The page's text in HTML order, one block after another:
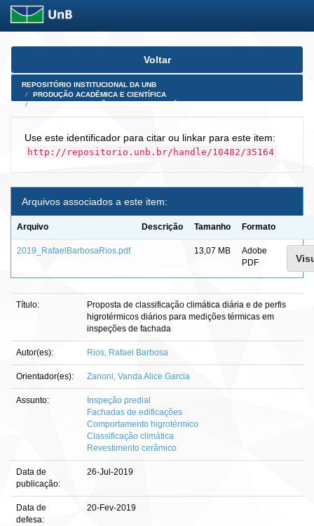
Skip
Voltar
REPOSITÓRIO INSTITUCIONAL DA UNB
PRODUÇÃO ACADÊMICA E CIENTÍFICA
Use este identificador para citar ou linkar para este item:
http://repositorio.unb.br/handle/10482/35164
Arquivos associados a este item:
Arquivo Descrição Tamanho Formato
2019_RafaelBarbosaRios.pdf 13,07 MB
Adobe
PDF
Título:
Proposta de classificação climática diária e de perfis
higrotérmicos diários para medições térmicas em
inspeções de fachada
Autor(es): Rios, Rafael Barbosa
Orientador(es): Zanoni, Vanda Alice Garcia
Assunto:
Inspeção predial
Fachadas de edificações
Comportamento higrotérmico
Classificação climática
Revestimento cerâmico
Data de
publicação:
26-Jul-2019
Data de
defesa:
20-Fev-2019